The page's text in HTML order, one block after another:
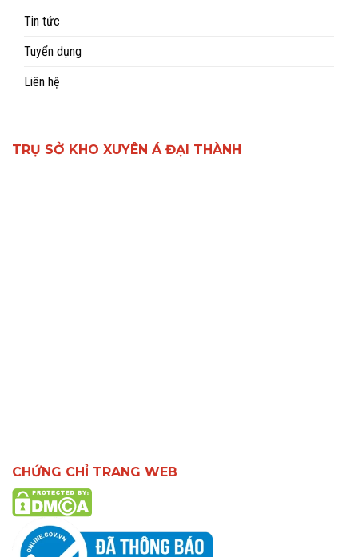
Tin tức
Tuyển dụng
Liên hệ
TRỤ SỞ KHO XUYÊN Á ĐẠI THÀNH
CHỨNG CHỈ TRANG WEB